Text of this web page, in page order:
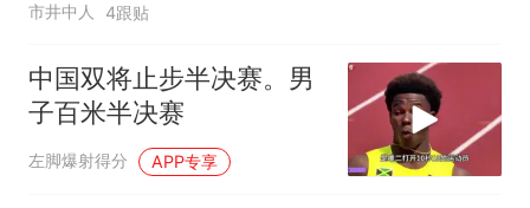
市井中人 4跟贴
中国双将止步半决赛。男
子百米半决赛
左脚爆射得分 APP专享